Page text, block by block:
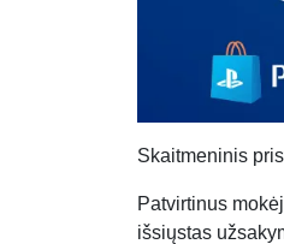
Skaitmeninis
Patvirtinus
išsiųstas